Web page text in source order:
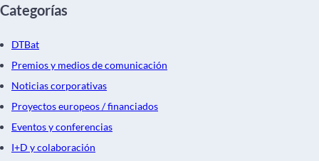
Categorías
DTBat
Premios y medios de comunicación
Noticias corporativas
Proyectos europeos / financiados
Eventos y conferencias
I+D y colaboración